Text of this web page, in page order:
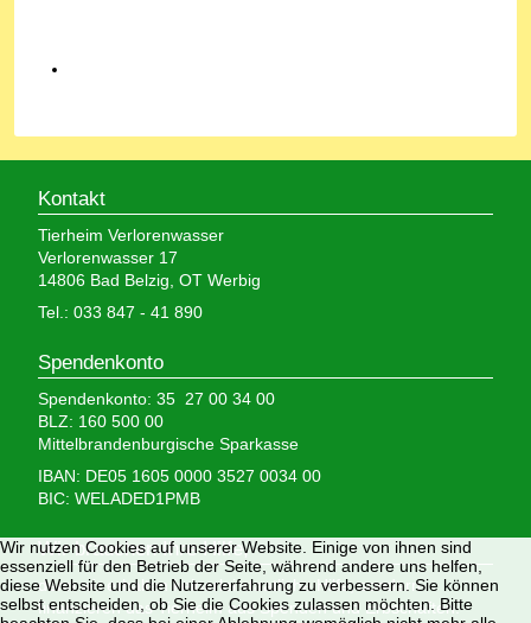
Kontakt
Tierheim Verlorenwasser
Verlorenwasser 17
14806 Bad Belzig, OT Werbig
Tel.: 033 847 - 41 890
Spendenkonto
Spendenkonto: 35 27 00 34 00
BLZ: 160 500 00
Mittelbrandenburgische Sparkasse
IBAN: DE05 1605 0000 3527 0034 00
BIC: WELADED1PMB
Wir brauchen Ihre Hilfe,
denn wir erhalten keinerlei staatliche Hilfe, sondern
finanzieren das Tierheim aus Spenden und Erbschaften.
Wir nutzen Cookies auf unserer Website. Einige von ihnen sind
essenziell für den Betrieb der Seite, während andere uns helfen,
diese Website und die Nutzererfahrung zu verbessern. Sie können
selbst entscheiden, ob Sie die Cookies zulassen möchten. Bitte